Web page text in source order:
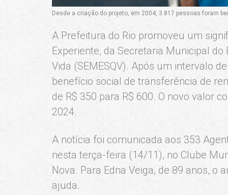
Desde a criação do projeto, em 2004, 3.817 pessoas foram
A Prefeitura do Rio promoveu um
Experiente, da Secretaria Municipal
Vida (SEMESQV). Após um intervalo
benefício social de transferência de
de R$ 350 para R$ 600. O novo valor
2024.
A notícia foi comunicada aos 353
nesta terça-feira (14/11), no Clube
Nova. Para Edna Veiga, de 89 anos, o
ajuda.